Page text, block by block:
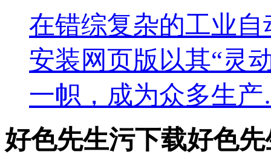
在错综复杂的工业自
安装网页版以其“灵
一帜，成为众多生
好色先生污下载好色